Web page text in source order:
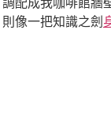
像一把知識之劍